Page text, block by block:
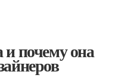
почему она